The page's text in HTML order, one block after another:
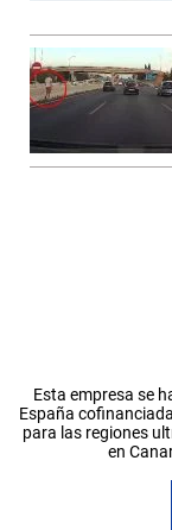
Esta empresa se
España
para las regiones
en